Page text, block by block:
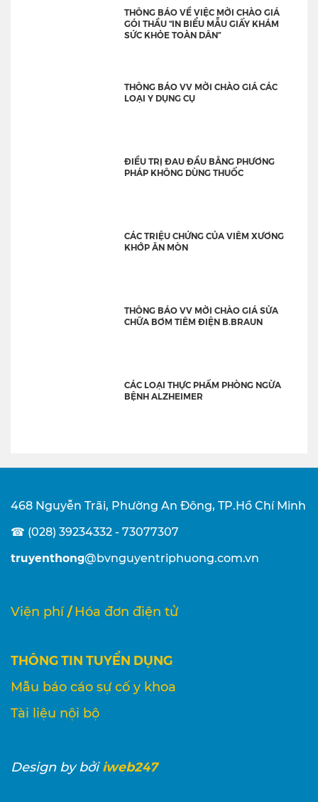
THÔNG BÁO VỀ VIỆC MỜI CHÀO GIÁ
GÓI THẦU “IN BIỂU MẪU GIẤY KHÁM
SỨC KHỎE TOÀN DÂN”
THÔNG BÁO VV MỜI CHÀO GIÁ CÁC
LOẠI Y DỤNG CỤ
ĐIỀU TRỊ ĐAU ĐẦU BẰNG PHƯƠNG
PHÁP KHÔNG DÙNG THUỐC
CÁC TRIỆU CHỨNG CỦA VIÊM XƯƠNG
KHỚP ĂN MÒN
THÔNG BÁO VV MỜI CHÀO GIÁ SỬA
CHỮA BƠM TIÊM ĐIỆN B.BRAUN
CÁC LOẠI THỰC PHẨM PHÒNG NGỪA
BỆNH ALZHEIMER
468 Nguyễn Trãi, Phường An Đông, TP.Hồ Chí Minh
☎ (028) 39234332 - 73077307
truyenthong@bvnguyentriphuong.com.vn
Viện phí / Hóa đơn điện tử
THÔNG TIN TUYỂN DỤNG
Mẫu báo cáo sự cố y khoa
Tài liệu nội bộ
Designby bởi iweb247